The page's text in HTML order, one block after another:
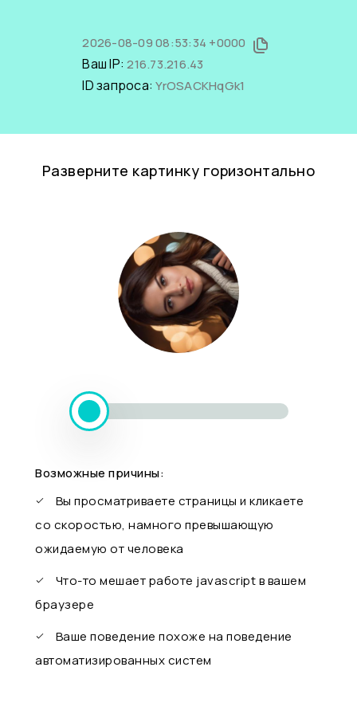
2026-08-09 08:53:34 +0000
Ваш IP:216.73.216.43
ID запроса:YrOSACKHqGk1
Разверните картинку горизонтально
Возможные причины:
Вы просматриваете страницы и кликаете
со скоростью, намного превышающую
ожидаемую от человека
Что-то мешает работе javascript в вашем
браузере
Ваше поведение похоже на поведение
автоматизированных систем